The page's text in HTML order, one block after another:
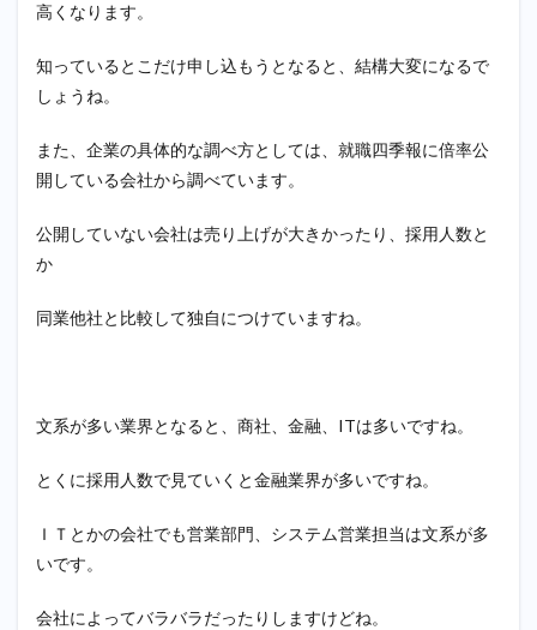
高くなります。
知っているとこだけ申し込もうとなると、結構大変になるで
しょうね。
また、企業の具体的な調べ方としては、就職四季報に倍率公
開している会社から調べています。
公開していない会社は売り上げが大きかったり、採用人数と
か
同業他社と比較して独自につけていますね。
文系が多い業界となると、商社、金融、ITは多いですね。
とくに採用人数で見ていくと金融業界が多いですね。
ＩＴとかの会社でも営業部門、システム営業担当は文系が多
いです。
会社によってバラバラだったりしますけどね。